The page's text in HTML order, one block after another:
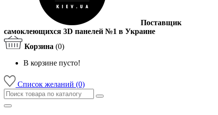
Поставщик
самоклеющихся 3D панелей №1 в Украине
Корзина (0)
В корзине пусто!
Список желаний (0)